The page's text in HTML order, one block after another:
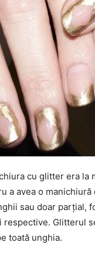
cu glitter era la
a avea o
sau doar parțial,
respective. Glitterul
toată unghia.